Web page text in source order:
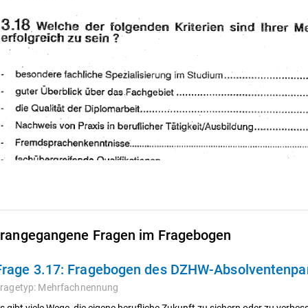
Fragen im Fragebogen
3.17: Fragebogen des DZHW-
Mehrfachnennung